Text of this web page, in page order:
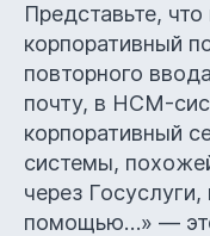
Представьте,
корпоративный
повторного
почту, в HCM-
корпоративный
системы,
через
помощью…» —